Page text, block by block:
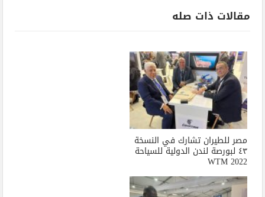
مقالات ذات صله
مصر للطيران تشارك في النسخة
٤٣ لبورصة لندن الدولية للسياحة
WTM 2022